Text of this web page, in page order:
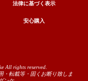
法律に基づく表示
安心購入
All rights reserved.
・転載等・固くお断り致しま